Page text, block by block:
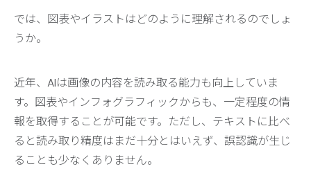
では、図表やイラストはどのように理解されるのでしょ
うか。
近年、AIは画像の内容を読み取る能力も向上していま
す。図表やインフォグラフィックからも、一定程度の情
報を取得することが可能です。ただし、テキストに比べ
ると読み取り精度はまだ十分とはいえず、誤認識が生じ
ることも少なくありません。